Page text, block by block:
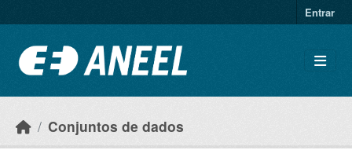
Entrar
Conjuntos de dados